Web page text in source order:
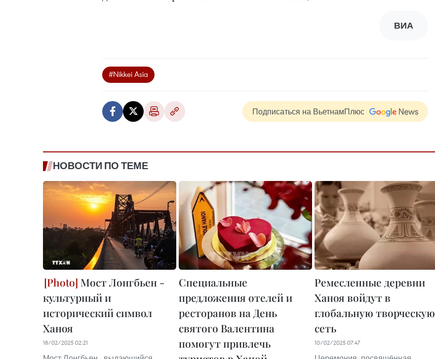
ВИА
#Nikkei Asia
Подписаться на ВьетнамПлюс
НОВОСТИ ПО ТЕМЕ
Мост Лонгбьен -
культурный и
исторический символ
Ханоя
18/02/2025 02:21
Специальные
предложения отелей и
ресторанов на День
святого Валентина
помогут привлечь
Ремесленные деревни
Ханоя войдут в
глобальную творческую
сеть
10/02/2025 07:47